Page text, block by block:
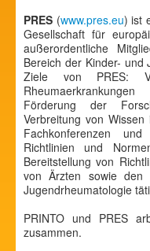
PRES (www.pres.eu) ist
Gesellschaft für
außerordentliche
Bereich der Kinder- und
Ziele von PRES:
Förderung der
Verbreitung von
Fachkonferenzen
Richtlinien und
Bereitstellung von
von Ärzten sowie
Jugendrheumatologie
PRINTO und PRES
zusammen.